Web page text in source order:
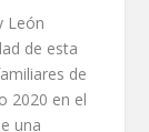
León
de esta
de
2020 en el
una